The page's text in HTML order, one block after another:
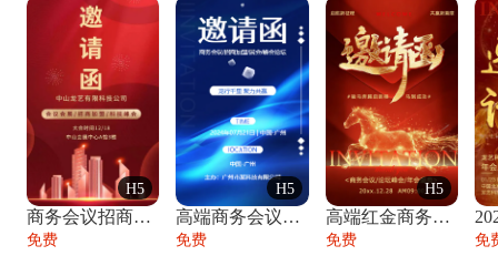
H5
商务会议招商展会科技峰会邀请函年会邀请
免费
H5
高端商务会议招商加盟展会峰会论坛邀请函
免费
H5
高端红金商务会议年会年终盛典答谢邀请函
免费 免